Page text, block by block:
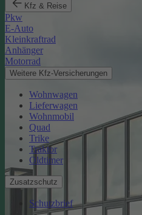
Kfz & Reise
Pkw
E-Auto
Kleinkraftrad
Anhänger
Motorrad
Weitere Kfz-Versicherungen
Wohnwagen
Lieferwagen
Wohnmobil
Quad
Trike
Traktor
Oldtimer
Zusatzschutz
Schutzbrief